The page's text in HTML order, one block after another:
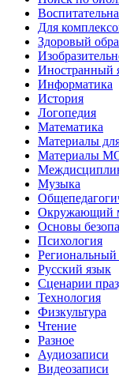
Для
Здоровый
Иностранный
Информатика
История
Логопедия
Математика
Материалы
Материалы
Музыка
Окружающий
Основы
Психология
Русский язык
Сценарии
Технология
Физкультура
Чтение
Разное
Аудиозаписи
Видеозаписи